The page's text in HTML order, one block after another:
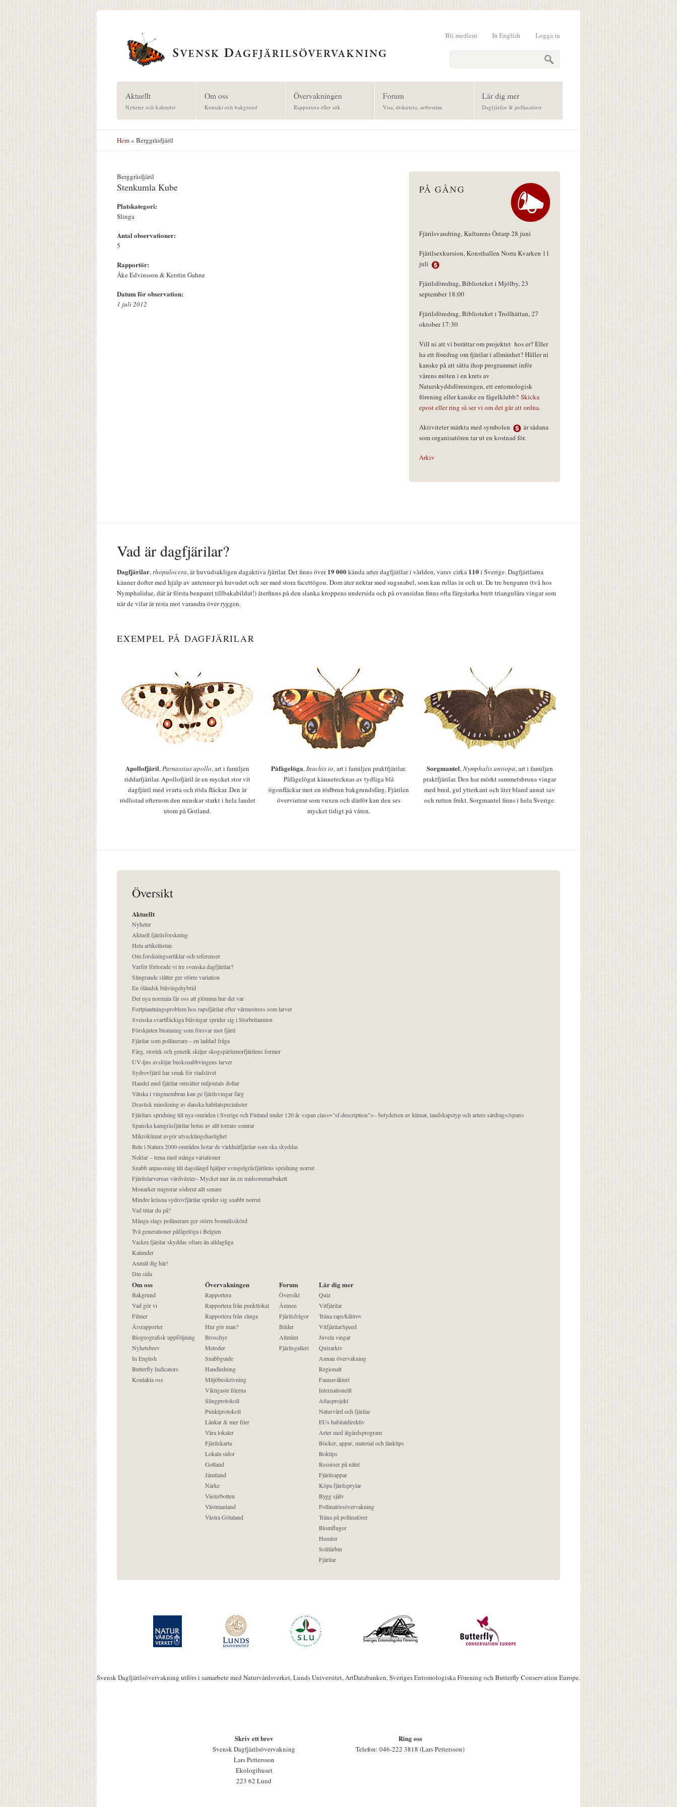
Logga in
In English
Bli medlem
Aktuellt
Nyheter och kalender
Om oss
Kontakt och bakgrund
Övervakningen
Rapportera eller sök
Forum
Visa, diskutera, artbestäm
Lär dig mer
Dagfjärilar & pollinatörer
Hem» Berggräsfjäril
Berggräsfjäril
Stenkumla Kube
Platskategori:
Slinga
Antal observationer:
5
Rapportör:
Åke Edvinsson & Kerstin Gahne
Datum för observation:
1 juli 2012
PÅ GÅNG
Fjärilsvandring, Kulturens Östarp 28 juni
Fjärilsexkursion, Konsthallen Norra Kvarken 11
juli
Fjärilsföredrag, Biblioteket i Mjölby, 23
september 18:00
Fjärilsföredrag, Biblioteket i Trollhättan, 27
oktober 17:30
Vill ni att vi berättar om projektet hos er? Eller
ha ett föredrag om fjärilar i allmänhet? Håller ni
kanske på att sätta ihop programmet inför
vårens möten i en krets av
Naturskyddsföreningen, ett entomologisk
förening eller kanske en fågelklubb? Skicka
epost eller ring så ser vi om det går att ordna.
Aktiviteter märkta med symbolen
är sådana
som organisatören tar ut en kostnad för.
Arkiv
Vad är dagfjärilar?
Dagfjärilar,rhopalocera, är huvudsakligen dagaktiva fjärilar. Det finns över19 000kända arter dagfjärilar i världen, varav cirka 110i Sverige. Dagfjärilarna
känner dofter med hjälp av antenner på huvudet och ser med stora facettögon. Dom äter nektar med sugsnabel, som kan rullas in och ut. De tre benparen (två hos
Nymphalidae, där är första benparet tillbakabildat!) återfinns på den slanka kroppens undersida och på ovansidan finns ofta färgstarka brett triangulära vingar som
när de vilar är resta mot varandra över ryggen.
EXEMPEL PÅ DAGFJÄRILAR
Apollofjäril,Parnassius apollo, art i familjen
riddarfjärilar. Apollofjäril är en mycket stor vit
dagfjäril med svarta och röda fläckar. Den är
rödlistad eftersom den minskar starkt i hela landet
utom på Gotland.
Påfågelöga,Inachis io, art i familjen praktfjärilar.
Påfågelögat kännetecknas av tydliga blå
ögonfläckar mot en rödbrun bakgrundsfärg. Fjärilen
övervintrar som vuxen och därför kan den ses
mycket tidigt på våren.
Sorgmantel,Nymphalis antiopa, art i familjen
praktfjärilar. Den har mörkt sammetsbruna vingar
med bred, gul ytterkant och äter bland annat sav
och rutten frukt. Sorgmantel finns i hela Sverige.
Översikt
Aktuellt
Nyheter
Aktuell fjärilsforskning
Hela artikellistan
Om forskningsartiklar och referenser
Varför förlorade vi tre svenska dagfjärilar?
Slingrande slåtter ger större variation
En öländsk blåvingehybrid
Det nya normala får oss att glömma hur det var
Fortplantningsproblem hos rapsfjärilar efter värmestress som larver
Svenska svartfläckiga blåvingar sprider sig i Storbritannien
Förskjuten blomning som försvar mot fjäril
Fjärilar som pollinerare – en laddad fråga
Färg, storlek och genetik skiljer skogspärlemorfjärilens former
UV-ljus avslöjar busksnabbvingens larver
Sydrovfjäril har smak för stadslivet
Handel med fjärilar omsätter miljontals dollar
Vätska i vingmembran kan ge fjärilsvingar färg
Drastisk minskning av danska habitatspecialister
Fjärilars spridning till nya områden i Sverige och Finland under 120 år <span class="sf-description">– betydelsen av klimat, landskapstyp och arters särdrag</span>
Spanska kamgräsfjärilar hotas av allt torrare somrar
Mikroklimat avgör utvecklingshastighet
Bete i Natura 2000-områden hotar de väddnätfjärilar som ska skyddas
Nektar – tema med många variationer
Snabb anpassning till dagslängd hjälper svingelgräsfjärilens spridning norrut
Fjärilslarvernas värdväxter– Mycket mer än en midsommarbukett
Monarker migrerar söderut allt senare
Mindre kräsna sydrovfjärilar sprider sig snabbt norrut
Vad tittar du på?
Många slags pollinerare ger större bomullsskörd
Två generationer påfågelöga i Belgien
Vackra fjärilar skyddas oftare än alldagliga
Kalender
Anmäl dig här!
Din sida
Om oss
Bakgrund
Vad gör vi
Filmer
Årsrapporter
Biogeografisk uppföljning
Nyhetsbrev
In English
Butterfly Indicators
Kontakta oss
Övervakningen
Rapportera
Rapportera från punktlokal
Rapportera från slinga
Hur gör man?
Broschyr
Metoder
Snabbguide
Handledning
Miljöbeskrivning
Viktigaste filerna
Slingprotokoll
Punktprotokoll
Länkar & mer filer
Våra lokaler
Fjärilskarta
Lokala sidor
Gotland
Jämtland
Närke
Västerbotten
Västmanland
Västra Götaland
Forum
Översikt
Ämnen
Fjärilsfrågor
Bilder
Allmänt
Fjärilsgalleri
Lär dig mer
Quiz
Vitfjärilar
Träna raps/kål/rov
VitfjärilarSpeed
Juvela vingar
Quizarkiv
Annan övervakning
Regionalt
Faunaväkteri
Internationellt
Atlasprojekt
Naturvård och fjärilar
EUs habitatdirektiv
Arter med åtgärdsprogram
Böcker, appar, material och länktips
Boktips
Resurser på nätet
Fjärilsappar
Köpa fjärilsprylar
Bygg själv
Pollinatörsövervakning
Träna på pollinatörer
Blomflugor
Humlor
Solitärbin
Fjärilar
Svensk Dagfjärilsövervakning utförs i samarbete med Naturvårdsverket, Lunds Universitet, ArtDatabanken, Sveriges Entomologiska Förening och Butterfly Conservation Europe.
Skriv ett brev
Svensk Dagfjärilsövervakning
Lars Pettersson
Ekologihuset
223 62 Lund
Ring oss
Telefon: 046-222 3818 (Lars Pettersson)